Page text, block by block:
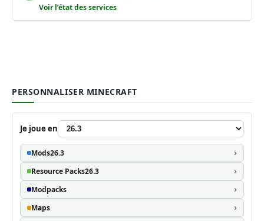
Voir l’état des services
PERSONNALISER MINECRAFT
Je joue en
Mods26.3
Resource Packs26.3
Modpacks
Maps